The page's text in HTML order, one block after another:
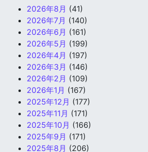
2026年8月 (41)
2026年7月 (140)
2026年6月 (161)
2026年5月 (199)
2026年4月 (197)
2026年3月 (146)
2026年2月 (109)
2026年1月 (167)
2025年12月 (177)
2025年11月 (171)
2025年10月 (166)
2025年9月 (171)
2025年8月 (206)